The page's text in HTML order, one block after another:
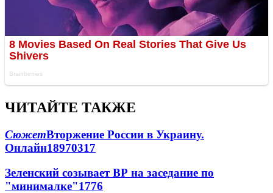
ЧИТАЙТЕ ТАКЖЕ
СюжетВторжение России в Украину.
Онлайн18970317
Зеленский созывает ВР на заседание по
"минималке"1776